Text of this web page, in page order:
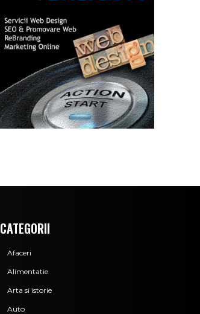
CATEGORII
Afaceri
Alimentatie
Arta si istorie
Auto